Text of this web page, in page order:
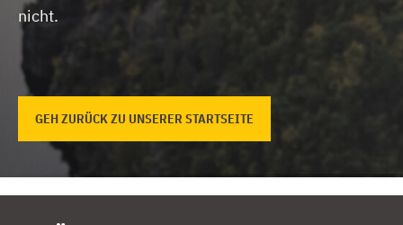
nicht.
GEH ZURÜCK ZU UNSERER STARTSEITE